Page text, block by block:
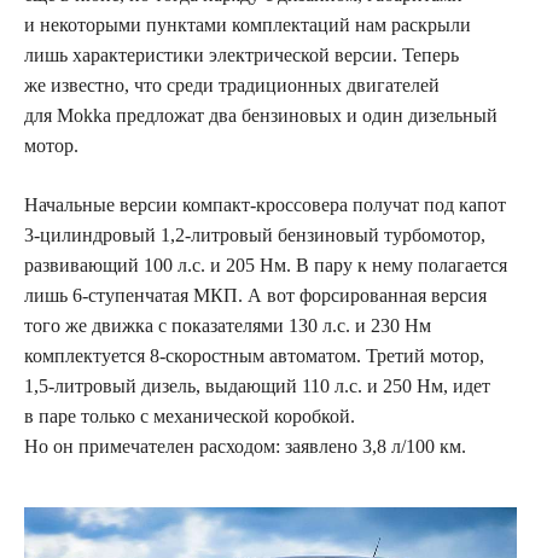
и некоторыми пунктами комплектаций нам раскрыли
лишь характеристики электрической версии. Теперь
же известно, что среди традиционных двигателей
для Mokka предложат два бензиновых и один дизельный
мотор.
Начальные версии компакт-кроссовера получат под капот
3-цилиндровый 1,2-литровый бензиновый турбомотор,
развивающий 100 л.с. и 205 Нм. В пару к нему полагается
лишь 6-ступенчатая МКП. А вот форсированная версия
того же движка с показателями 130 л.с. и 230 Нм
комплектуется 8-скоростным автоматом. Третий мотор,
1,5-литровый дизель, выдающий 110 л.с. и 250 Нм, идет
в паре только с механической коробкой.
Но он примечателен расходом: заявлено 3,8 л/100 км.